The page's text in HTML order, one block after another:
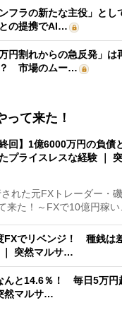
フラの新たな主役」とし
の提携でAI…
円割れからの急反発」は
？ 市場のムー…
って来た！
終回】1億6000万円の負債
プライスレスな経験 ｜
れた元FXトレーダー・
来た！～FXで10億円稼い
FXでリベンジ！ 種銭は
｜ 突然マルサ…
んと14.6％！ 毎日5万円
然マルサ…